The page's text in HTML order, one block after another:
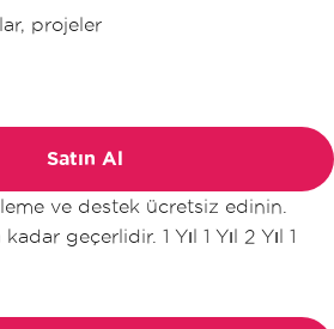
projeler
Satın Al
ve destek ücretsiz edinin.
kadar geçerlidir. 1 Yıl 1 Yıl 2 Yıl 1